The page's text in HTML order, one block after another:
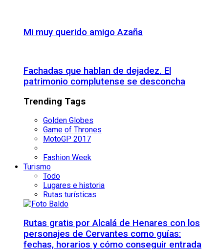
Mi muy querido amigo Azaña
Fachadas que hablan de dejadez. El
patrimonio complutense se desconcha
Trending Tags
Golden Globes
Game of Thrones
MotoGP 2017
Fashion Week
Turismo
Todo
Lugares e historia
Rutas turísticas
Rutas gratis por Alcalá de Henares con los
personajes de Cervantes como guías:
fechas, horarios y cómo conseguir entrada